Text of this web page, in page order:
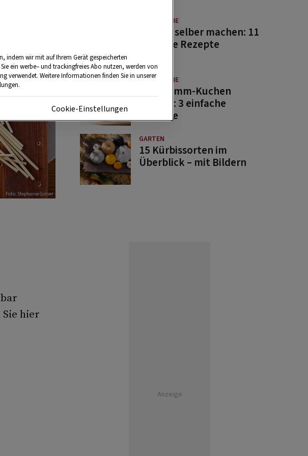
Foto: Stephanie Golser
hier
GUTE KÜCHE
Saucen selber machen: 11
beliebte Rezepte
GUTE KÜCHE
Osterlamm-Kuchen
backen: 3 einfache
Rezepte
GARTEN
15 Kürbissorten im
Überblick – mit Bildern
Anzeige
indem wir mit auf Ihrem Gerät gespeicherten
ein werbe– und trackingfreies Abo nutzen, werden von
verwendet. Weitere Informationen finden Sie in unserer
Cookie-Einstellungen